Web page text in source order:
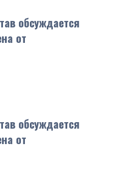
обсуждается
от
обсуждается
от